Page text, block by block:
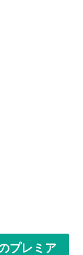
プレミア